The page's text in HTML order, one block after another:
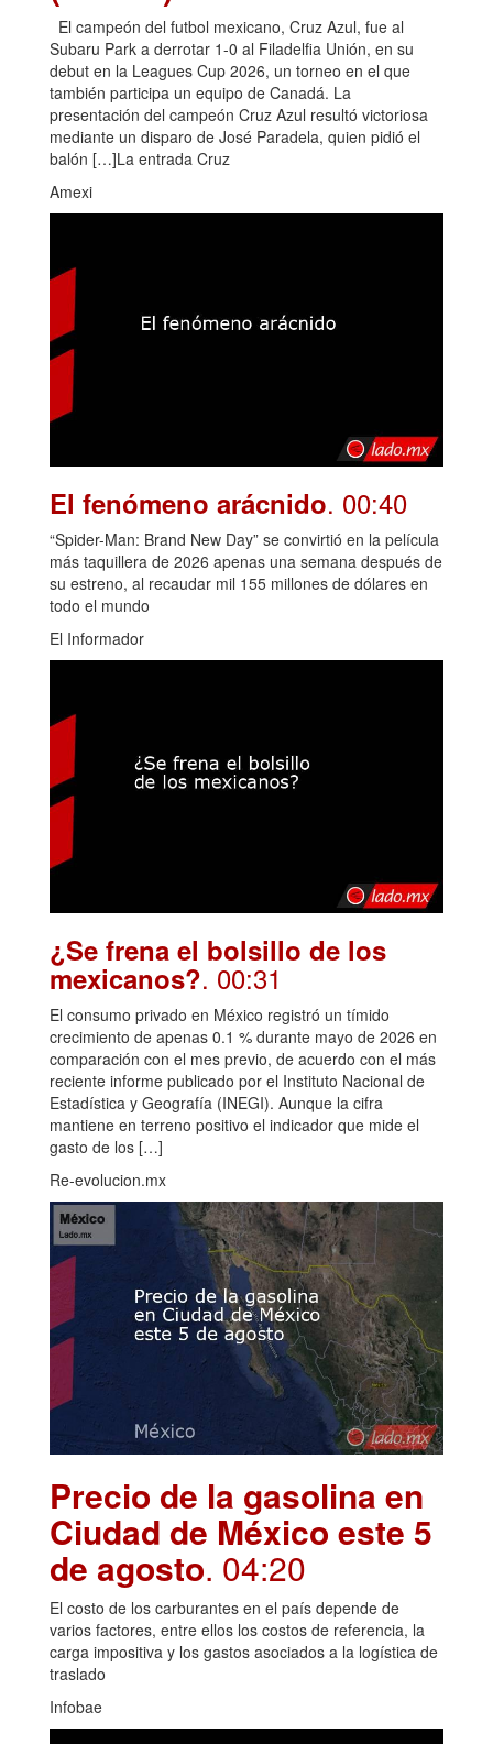
El campeón del futbol mexicano, Cruz Azul, fue al
Subaru Park a derrotar 1-0 al Filadelfia Unión, en su
debut en la Leagues Cup 2026, un torneo en el que
también participa un equipo de Canadá. La
presentación del campeón Cruz Azul resultó victoriosa
mediante un disparo de José Paradela, quien pidió el
balón […]La entrada Cruz
Amexi
El fenómeno arácnido. 00:40
“Spider-Man: Brand New Day” se convirtió en la película
más taquillera de 2026 apenas una semana después de
su estreno, al recaudar mil 155 millones de dólares en
todo el mundo
El Informador
¿Se frena el bolsillo de los
mexicanos?. 00:31
El consumo privado en México registró un tímido
crecimiento de apenas 0.1 % durante mayo de 2026 en
comparación con el mes previo, de acuerdo con el más
reciente informe publicado por el Instituto Nacional de
Estadística y Geografía (INEGI). Aunque la cifra
mantiene en terreno positivo el indicador que mide el
gasto de los […]
Re-evolucion.mx
Precio de la gasolina en
Ciudad de México este 5
de agosto. 04:20
El costo de los carburantes en el país depende de
varios factores, entre ellos los costos de referencia, la
carga impositiva y los gastos asociados a la logística de
traslado
Infobae